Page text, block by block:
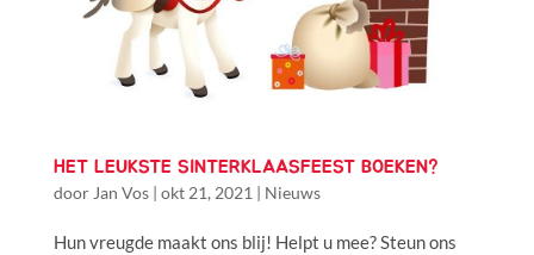
HET LEUKSTE SINTERKLAASFEEST BOEKEN?
door Jan Vos| okt 21, 2021 | Nieuws
Hun vreugde maakt ons blij! Helpt u mee? Steun ons